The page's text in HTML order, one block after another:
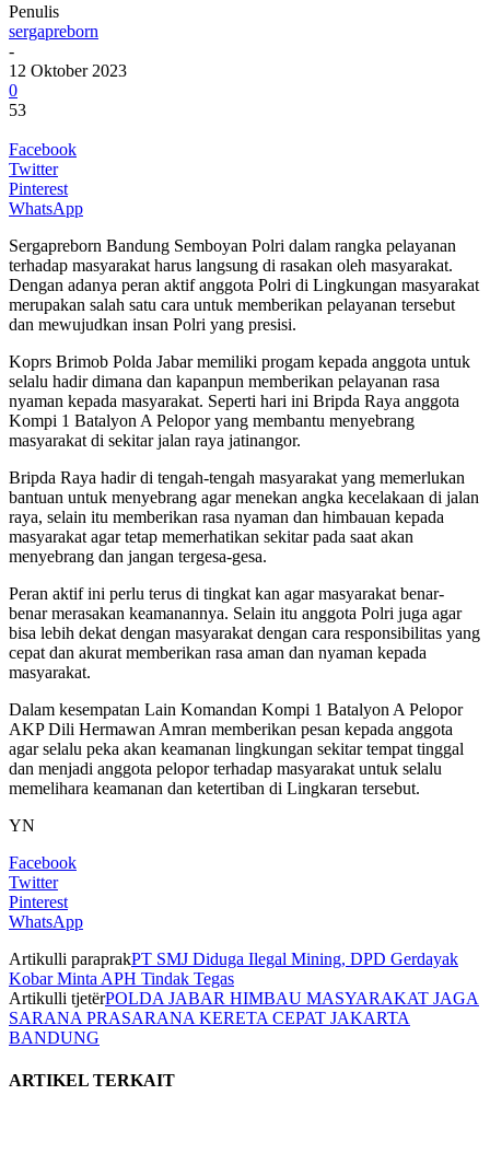
Penulis
sergapreborn
-
12 Oktober 2023
0
53
Facebook
Twitter
Pinterest
WhatsApp
Sergapreborn Bandung Semboyan Polri dalam rangka pelayanan
terhadap masyarakat harus langsung di rasakan oleh masyarakat.
Dengan adanya peran aktif anggota Polri di Lingkungan masyarakat
merupakan salah satu cara untuk memberikan pelayanan tersebut
dan mewujudkan insan Polri yang presisi.
Koprs Brimob Polda Jabar memiliki progam kepada anggota untuk
selalu hadir dimana dan kapanpun memberikan pelayanan rasa
nyaman kepada masyarakat. Seperti hari ini Bripda Raya anggota
Kompi 1 Batalyon A Pelopor yang membantu menyebrang
masyarakat di sekitar jalan raya jatinangor.
Bripda Raya hadir di tengah-tengah masyarakat yang memerlukan
bantuan untuk menyebrang agar menekan angka kecelakaan di jalan
raya, selain itu memberikan rasa nyaman dan himbauan kepada
masyarakat agar tetap memerhatikan sekitar pada saat akan
menyebrang dan jangan tergesa-gesa.
Peran aktif ini perlu terus di tingkat kan agar masyarakat benar-
benar merasakan keamanannya. Selain itu anggota Polri juga agar
bisa lebih dekat dengan masyarakat dengan cara responsibilitas yang
cepat dan akurat memberikan rasa aman dan nyaman kepada
masyarakat.
Dalam kesempatan Lain Komandan Kompi 1 Batalyon A Pelopor
AKP Dili Hermawan Amran memberikan pesan kepada anggota
agar selalu peka akan keamanan lingkungan sekitar tempat tinggal
dan menjadi anggota pelopor terhadap masyarakat untuk selalu
memelihara keamanan dan ketertiban di Lingkaran tersebut.
YN
Facebook
Twitter
Pinterest
WhatsApp
Artikulli paraprakPT SMJ Diduga Ilegal Mining, DPD Gerdayak
Kobar Minta APH Tindak Tegas
Artikulli tjetërPOLDA JABAR HIMBAU MASYARAKAT JAGA
SARANA PRASARANA KERETA CEPAT JAKARTA
BANDUNG
ARTIKEL TERKAIT